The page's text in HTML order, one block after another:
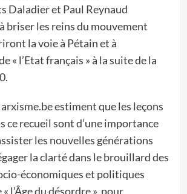
Daladier et Paul Reynaud
briser les reins du mouvement
la voie à Pétain et à
« l’Etat français » à la suite de la
estiment que les leçons
ce recueil sont d’une importance
les nouvelles générations
la clarté dans le brouillard des
économiques et politiques
l’Âge du désordre », pour